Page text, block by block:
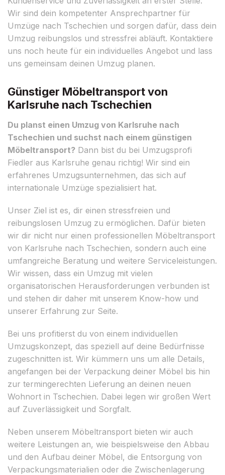
Wir sind dein kompetenter Ansprechpartner für
Umzüge nach Tschechien und sorgen dafür, dass dein
Umzug reibungslos und stressfrei abläuft. Kontaktiere
uns noch heute für ein individuelles Angebot und lass
uns gemeinsam deinen Umzug planen.
Günstiger Möbeltransport von
Karlsruhe nach Tschechien
Du planst einen Umzug von Karlsruhe nach
Tschechien und suchst nach einem günstigen
Möbeltransport? Dann bist du bei Umzugsprofi
Fiedler aus Karlsruhe genau richtig! Wir sind ein
erfahrenes Umzugsunternehmen, das sich auf
internationale Umzüge spezialisiert hat.
Unser Ziel ist es, dir einen stressfreien und
reibungslosen Umzug zu ermöglichen. Dafür bieten
wir dir nicht nur einen professionellen Möbeltransport
von Karlsruhe nach Tschechien, sondern auch eine
umfangreiche Beratung und weitere Serviceleistungen.
Wir wissen, dass ein Umzug mit vielen
organisatorischen Herausforderungen verbunden ist
und stehen dir daher mit unserem Know-how und
unserer Erfahrung zur Seite.
Bei uns profitierst du von einem individuellen
Umzugskonzept, das speziell auf deine Bedürfnisse
zugeschnitten ist. Wir kümmern uns um alle Details,
angefangen bei der Verpackung deiner Möbel bis hin
zur termingerechten Lieferung an deinen neuen
Wohnort in Tschechien. Dabei legen wir großen Wert
auf Zuverlässigkeit und Sorgfalt.
Neben unserem Möbeltransport bieten wir auch
weitere Leistungen an, wie beispielsweise den Abbau
und den Aufbau deiner Möbel, die Entsorgung von
Verpackungsmaterialien oder die Zwischenlagerung